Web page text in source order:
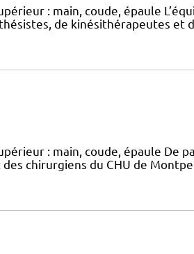
: main, coude, épaule
de kinésithérapeutes et
: main, coude, épaule De
chirurgiens du CHU de